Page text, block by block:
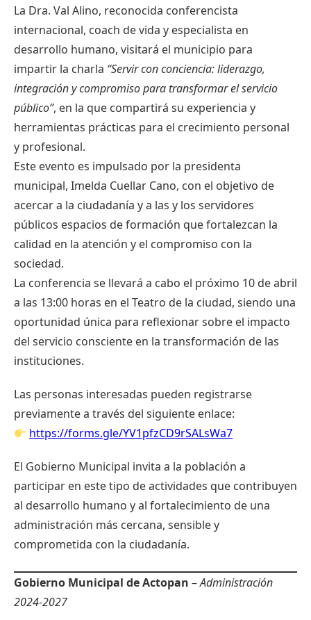
La Dra. Val Alino, reconocida conferencista
internacional, coach de vida y especialista en
desarrollo humano, visitará el municipio para
impartir la charla “Servir con conciencia: liderazgo,
integración y compromiso para transformar el servicio
público”, en la que compartirá su experiencia y
herramientas prácticas para el crecimiento personal
y profesional.
Este evento es impulsado por la presidenta
municipal, Imelda Cuellar Cano, con el objetivo de
acercar a la ciudadanía y a las y los servidores
públicos espacios de formación que fortalezcan la
calidad en la atención y el compromiso con la
sociedad.
La conferencia se llevará a cabo el próximo 10 de abril
a las 13:00 horas en el Teatro de la ciudad, siendo una
oportunidad única para reflexionar sobre el impacto
del servicio consciente en la transformación de las
instituciones.
Las personas interesadas pueden registrarse
previamente a través del siguiente enlace:
https://forms.gle/YV1pfzCD9rSALsWa7
El Gobierno Municipal invita a la población a
participar en este tipo de actividades que contribuyen
al desarrollo humano y al fortalecimiento de una
administración más cercana, sensible y
comprometida con la ciudadanía.
Gobierno Municipal de Actopan –Administración
2024-2027